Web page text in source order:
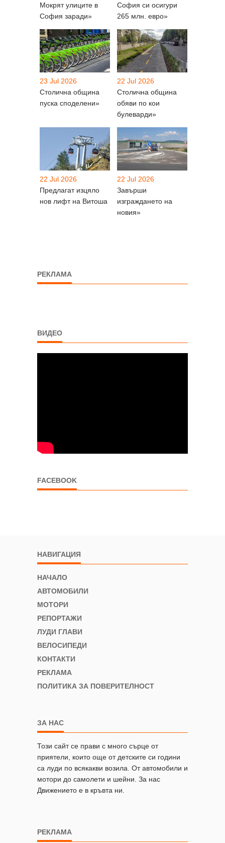
Мокрят улиците в
София заради»
София си осигури
265 млн. евро»
23 Jul 2026
Столична община
пуска споделени»
22 Jul 2026
Столична община
обяви по кои
булеварди»
22 Jul 2026
Предлагат изцяло
нов лифт на Витоша
22 Jul 2026
Завърши
изграждането на
новия»
РЕКЛАМА
ВИДЕО
FACEBOOK
НАВИГАЦИЯ
НАЧАЛО
АВТОМОБИЛИ
МОТОРИ
РЕПОРТАЖИ
ЛУДИ ГЛАВИ
ВЕЛОСИПЕДИ
КОНТАКТИ
РЕКЛАМА
ПОЛИТИКА ЗА ПОВЕРИТЕЛНОСТ
ЗА НАС
Този сайт се прави с много сърце от
приятели, които още от детските си години
са луди по всякакви возила. От автомобили и
мотори до самолети и шейни. За нас
Движението е в кръвта ни.
РЕКЛАМА